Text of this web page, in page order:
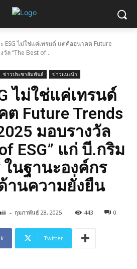
ะ ESG ไม่ใช่แค่เทรนด์ แต่คืออนาคต Future
ล “The Best of...
ข่าวประชาสัมพันธ์ ข่าวแนะนำ
ไม่ใช่แค่เทรนด์
Future Trends
มอบรางวัล
ESG” แก่ บี.กริม
ในฐานะองค์กร
านความยั่งยืน
- กุมภาพันธ์ 28, 2025 443 0
Twitter